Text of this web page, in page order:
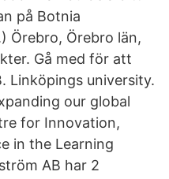
på Botnia
Örebro, Örebro län,
Gå med för att
Linköpings university.
our global
for Innovation,
in the Learning
AB har 2